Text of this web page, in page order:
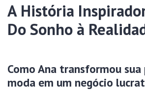
A História
Do Sonho à
Como Ana transformou
moda em um negócio